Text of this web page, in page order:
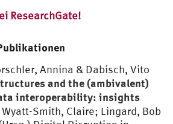
ResearchGate!
Annina & Dabisch, Vito
and the (ambivalent)
interoperability: insights
Smith, Claire; Lingard, Bob